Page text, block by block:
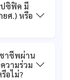
ซิฟิค มี
ศ.) หรือ
าชีพผ่าน
วามร่วม
อไม่?